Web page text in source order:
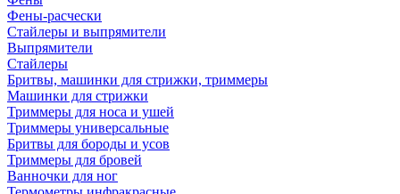
Фены-расчески
Стайлеры и выпрямители
Выпрямители
Стайлеры
Бритвы, машинки для стрижки, триммеры
Машинки для стрижки
Триммеры для носа и ушей
Триммеры универсальные
Бритвы для бороды и усов
Триммеры для бровей
Ванночки для ног